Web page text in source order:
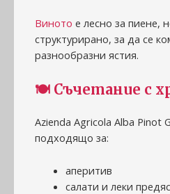
Виното е лесно за пиене,
структурирано, за да се
разнообразни ястия.
🍽️ Съчетание с
Azienda Agricola Alba Pinot
подходящо за:
аперитив
салати и леки